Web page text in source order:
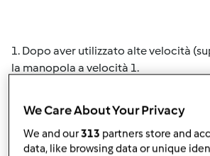
1. Dopo aver utilizzato alte velocità
la manopola a velocità 1.
il coperchio.
We Care About Your Privacy
We and our313 partners store and
data, like browsing data or unique